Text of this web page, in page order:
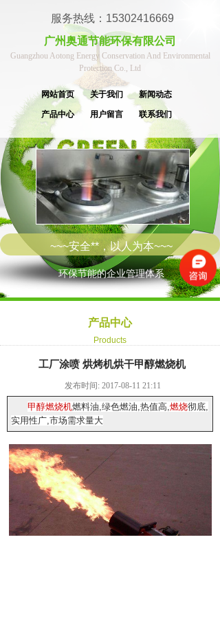
服务热线：15302416669
广州奥通节能环保有限公司
Guangzhou Aotong Energy Conservation And Environmental
Protection Co., Ltd
网站首页 关于我们 新闻动态
产品中心 用户留言 联系我们
~~~安全**，以人为本~~~
环保节能的企业管理体系
产品中心
Products
工厂涂喷 烘烤机烘干甲醇燃烧机
发布时间: 2017-08-11 21:11
甲醇燃烧机燃料油,绿色燃油,热值高,燃烧彻底,
实用性广,市场需求量大